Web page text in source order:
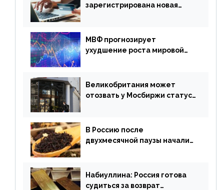
зарегистрирована новая
МВФ прогнозирует
ухудшение роста мировой
апреля
Великобритания может
отозвать у Мосбиржи статус
В Россию после
двухмесячной паузы начали
Набиуллина: Россия готова
судиться за возврат